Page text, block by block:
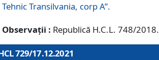
Tehnic Transilvania, corp A”.
Observații : Republică H.C.L. 748/2018.
729/17.12.2021